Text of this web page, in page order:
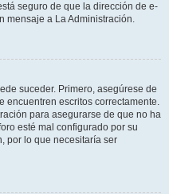
seguro de que la dirección de e-
mensaje a La Administración.
suceder. Primero, asegúrese de
encuentren escritos correctamente.
para asegurarse de que no ha
esté mal configurado por su
por lo que necesitaría ser